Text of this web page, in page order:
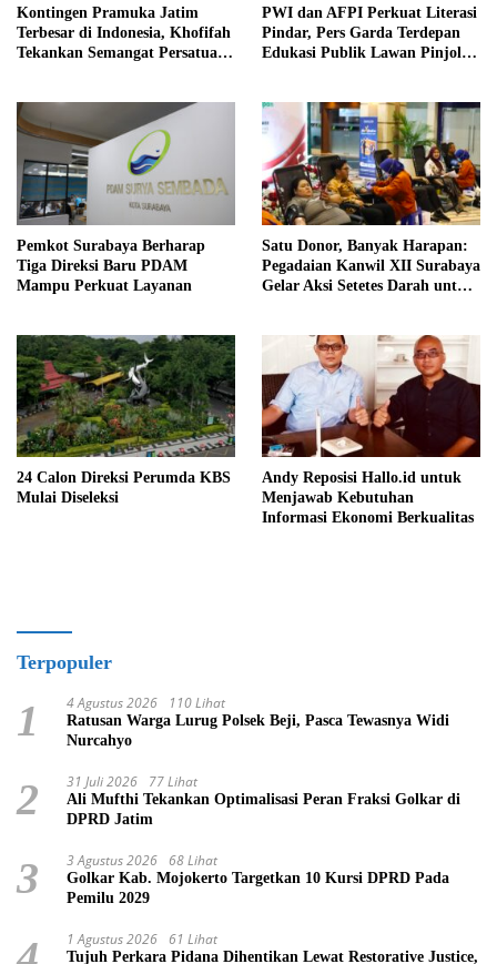
Kontingen Pramuka Jatim
Terbesar di Indonesia, Khofifah
Tekankan Semangat Persatuan
PWI dan AFPI Perkuat Literasi
Pindar, Pers Garda Terdepan
Edukasi Publik Lawan Pinjol
Pemkot Surabaya Berharap
Tiga Direksi Baru PDAM
Mampu Perkuat Layanan
Satu Donor, Banyak Harapan:
Pegadaian Kanwil XII Surabaya
Gelar Aksi Setetes Darah untuk
24 Calon Direksi Perumda KBS
Mulai Diseleksi
Andy Reposisi Hallo.id untuk
Menjawab Kebutuhan
Informasi Ekonomi Berkualitas
Terpopuler
1 4 Agustus 2026 110 Lihat
Ratusan Warga Lurug Polsek Beji, Pasca Tewasnya Widi
Nurcahyo
2 31 Juli 2026 77 Lihat
Ali Mufthi Tekankan Optimalisasi Peran Fraksi Golkar di
DPRD Jatim
3 3 Agustus 2026 68 Lihat
Golkar Kab. Mojokerto Targetkan 10 Kursi DPRD Pada
Pemilu 2029
1 Agustus 2026 61 Lihat
Tujuh Perkara Pidana Dihentikan Lewat Restorative Justice,